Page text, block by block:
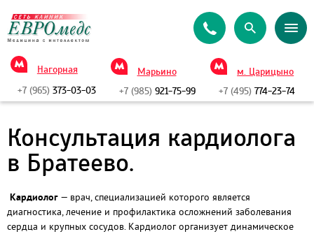
Нагорная
+7 (965) 373-03-03
Марьино
+7 (985)921-75-99
м. Царицыно
+7 (495) 774-23-74
Консультация кардиолога
в Братеево.
Кардиолог— врач, специализацией которого является
диагностика, лечение и профилактика осложнений заболевания
сердца и крупных сосудов. Кардиолог организует динамическое